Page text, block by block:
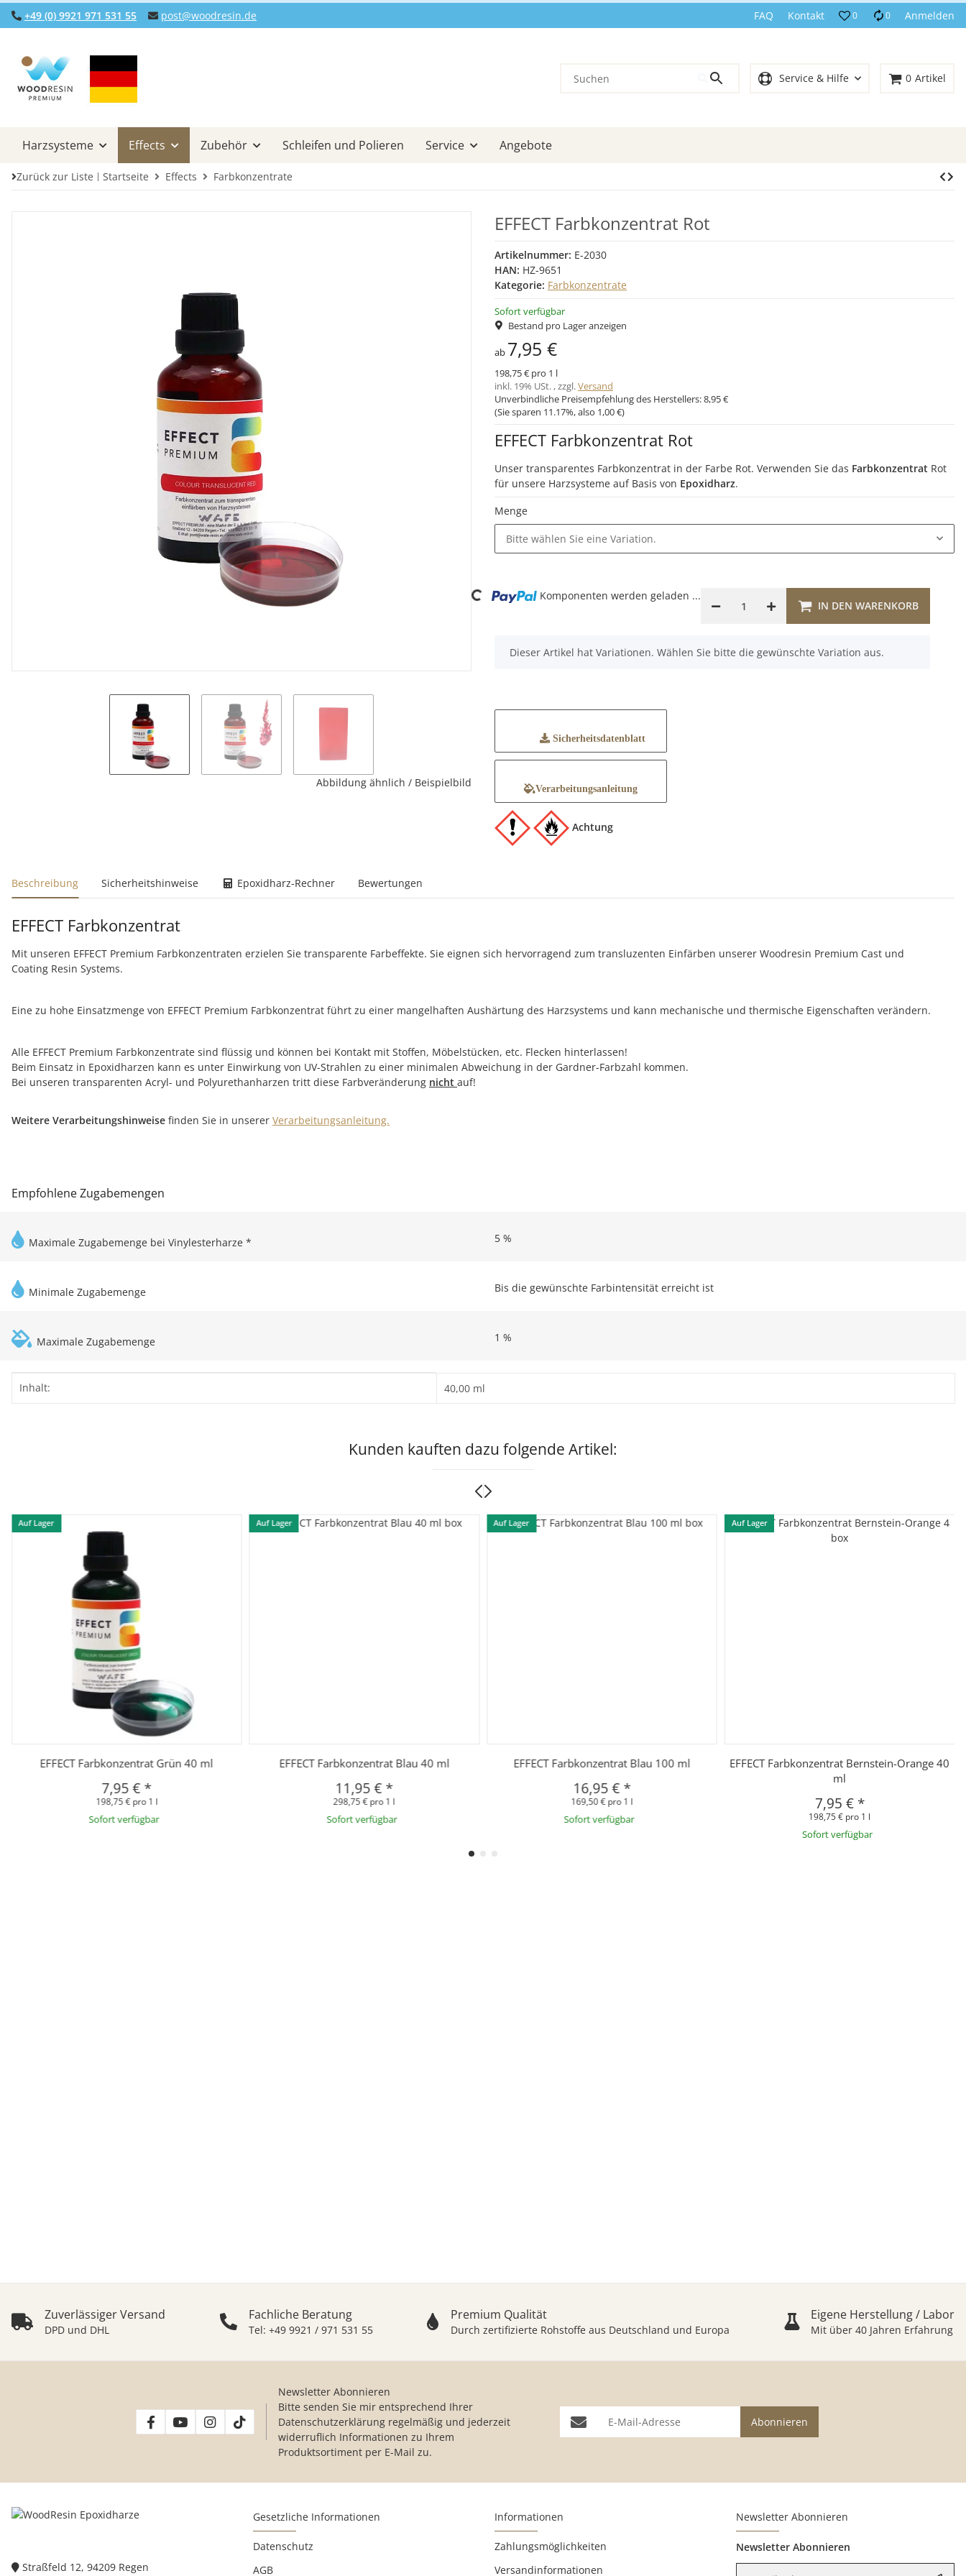
+49 (0) 9921 971 531 55 post@woodresin.de FAQ Kontakt 0 0 Anmelden
Service & Hilfe 0 Artikel
Harzsysteme Effects Zubehör Schleifen und Polieren Service Angebote
Zurück zur Liste Startseite Effects Farbkonzentrate
Abbildung ähnlich / Beispielbild
EFFECT Farbkonzentrat Rot
Artikelnummer: E-2030
HAN: HZ-9651
Kategorie: Farbkonzentrate
Sofort verfügbar
Bestand pro Lager anzeigen
ab 7,95 €
198,75 € pro 1 l
inkl. 19% USt. , zzgl.Versand
Unverbindliche Preisempfehlung des Herstellers:8,95 €
(Sie sparen 11.17%, also 1,00 €)
EFFECT Farbkonzentrat Rot
Unser transparentes Farbkonzentrat in der Farbe Rot. Verwenden Sie das Farbkonzentrat Rot
für unsere Harzsysteme auf Basis von Epoxidharz.
Menge
Bitte wählen Sie eine Variation.
IN DEN WARENKORB
Loading... Komponenten werden geladen ...
x
Dieser Artikel hat Variationen. Wählen Sie bitte die gewünschte Variation aus.
Sicherheitsdatenblatt
Verarbeitungsanleitung
Achtung
weitere Registerkarten anzeigen
Beschreibung Sicherheitshinweise Epoxidharz-Rechner Bewertungen
EFFECT Farbkonzentrat
Mit unseren EFFECT Premium Farbkonzentraten erzielen Sie transparente Farbeffekte. Sie eignen sich hervorragend zum transluzenten Einfärben unserer Woodresin Premium Cast und
Coating Resin Systems.
Eine zu hohe Einsatzmenge von EFFECT Premium Farbkonzentrat führt zu einer mangelhaften Aushärtung des Harzsystems und kann mechanische und thermische Eigenschaften verändern.
Alle EFFECT Premium Farbkonzentrate sind flüssig und können bei Kontakt mit Stoffen, Möbelstücken, etc. Flecken hinterlassen!
Beim Einsatz in Epoxidharzen kann es unter Einwirkung von UV-Strahlen zu einer minimalen Abweichung in der Gardner-Farbzahl kommen.
Bei unseren transparenten Acryl- und Polyurethanharzen tritt diese Farbveränderung nicht auf!
Weitere Verarbeitungshinweise finden Sie in unserer Verarbeitungsanleitung.
Empfohlene Zugabemengen
Maximale Zugabemenge bei Vinylesterharze * 5 %
Minimale Zugabemenge Bis die gewünschte Farbintensität erreicht ist
Maximale Zugabemenge 1 %
Produkteigenschaft
Wert
Inhalt: 40,00 ml
Kunden kauften dazu folgende Artikel:
Auf Lager
EFFECT Farbkonzentrat Grün 40 ml
7,95 €*
198,75 € pro 1 l
Sofort verfügbar
Auf Lager
EFFECT Farbkonzentrat Blau 40 ml
11,95 €*
298,75 € pro 1 l
Sofort verfügbar
Auf Lager
EFFECT Farbkonzentrat Blau 100 ml
16,95 €*
169,50 € pro 1 l
Sofort verfügbar
Auf Lager
EFFECT Farbkonzentrat Bernstein-Orange 40
ml
7,95 € *
198,75 € pro 1 l
Sofort verfügbar
Zuverlässiger Versand
DPD und DHL
Fachliche Beratung
Tel: +49 9921 / 971 531 55
Premium Qualität
Durch zertifizierte Rohstoffe aus Deutschland und Europa
Eigene Herstellung / Labor
Mit über 40 Jahren Erfahrung
Newsletter Abonnieren
Bitte senden Sie mir entsprechend Ihrer
Datenschutzerklärung regelmäßig und jederzeit
widerruflich Informationen zu Ihrem
Produktsortiment per E-Mail zu.
E-Mail-Adresse Abonnieren
Straßfeld 12, 94209 Regen
Gesetzliche Informationen
Datenschutz
AGB
Informationen
Zahlungsmöglichkeiten
Versandinformationen
Newsletter Abonnieren
Newsletter Abonnieren